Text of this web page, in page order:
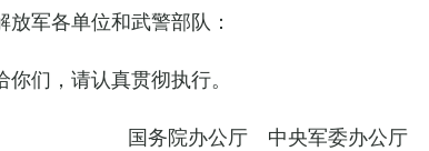
军各单位和武警部队：
们，请认真贯彻执行。
国务院办公厅 中央军委办公厅